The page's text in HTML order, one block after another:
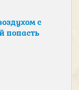
с
попасть